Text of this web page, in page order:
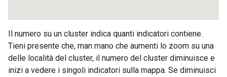
Il numero su un cluster indica quanti indicatori contiene.
Tieni presente che, man mano che aumenti lo zoom su una
delle località del cluster, il numero del cluster diminuisce e
inizi a vedere i singoli indicatori sulla mappa. Se diminuisci